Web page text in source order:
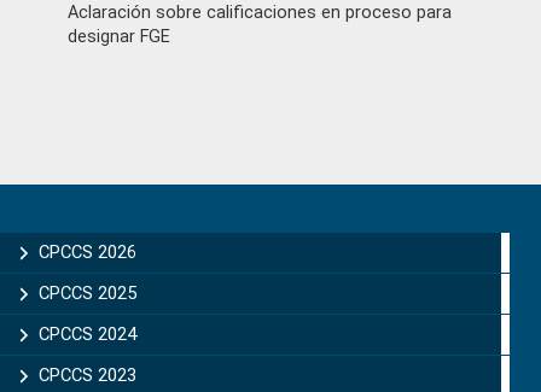
Aclaración sobre calificaciones en proceso para
designar FGE
Sidebar
CPCCS 2026
CPCCS 2025
CPCCS 2024
CPCCS 2023